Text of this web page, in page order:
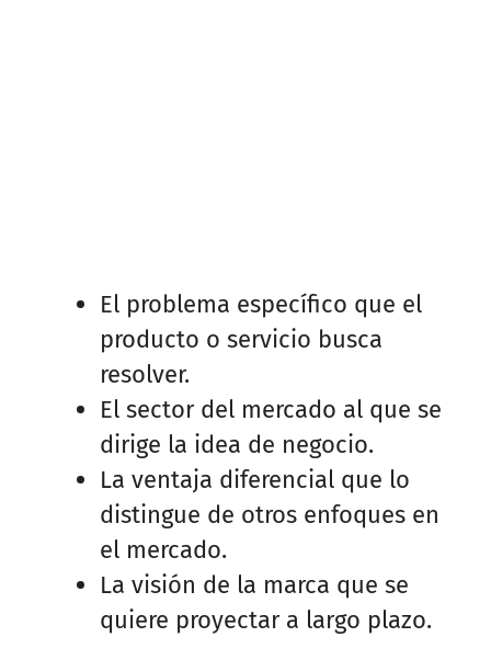
El problema específico que el
producto o servicio busca
resolver.
El sector del mercado al que se
dirige la idea de negocio.
La ventaja diferencial que lo
distingue de otros enfoques en
el mercado.
La visión de la marca que se
quiere proyectar a largo plazo.